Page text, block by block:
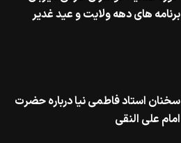
برنامه های دهه ولایت و عید غدیر
سخنان استاد فاطمی نیا درباره حضرت
امام علی النقی